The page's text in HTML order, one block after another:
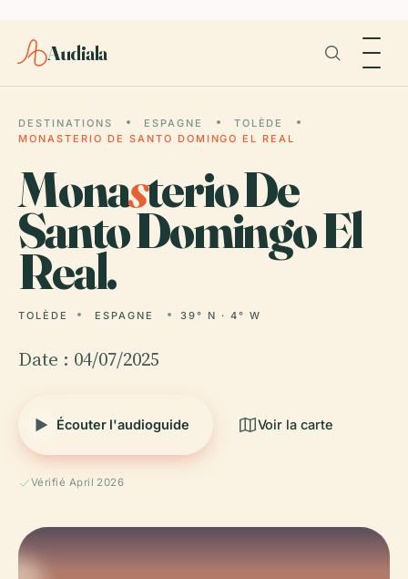
Audiala
DESTINATIONS ESPAGNE
TOLÈDE
MONASTERIO DE SANTO DOMINGO EL REAL
Monasterio De
Santo Domingo El
Real.
TOLÈDE ESPAGNE 39° N · 4° W
Date : 04/07/2025
Écouter l'audioguide Voir la carte
Vérifié April 2026